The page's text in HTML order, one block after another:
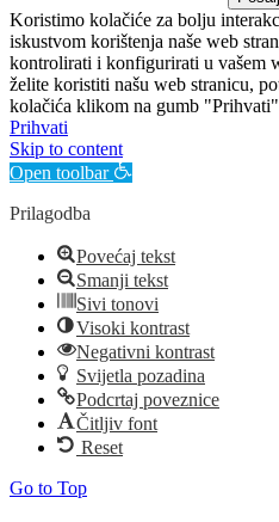
Koristimo kolačiće za bolju
iskustvom korištenja naše web
kontrolirati i konfigurirati u vašem
želite koristiti našu web stranicu,
kolačića klikom na gumb
Prihvati
Skip to content
Open toolbar
Prilagodba
Povećaj tekst
Smanji tekst
Sivi tonovi
Visoki kontrast
Negativni kontrast
Svijetla pozadina
Podcrtaj poveznice
Čitljiv font
Reset
Go to Top